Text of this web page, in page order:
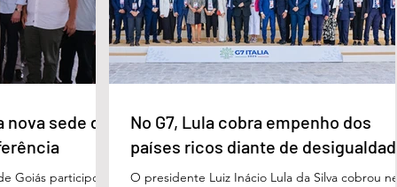
um
sede da
Goiás participou,
No G7, Lula cobra empenho dos
países ricos diante de
O presidente Luiz Inácio Lula da Silva cobrou